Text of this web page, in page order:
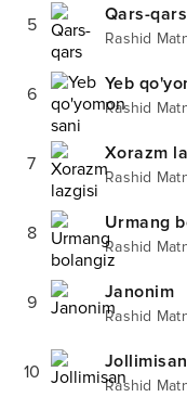
5 Qars-qars
Rashid
6 Yeb
Rashid
7 Xorazm
Rashid
8 Urmang
Rashid
9 Janonim
Rashid
10 Jollimisan
Rashid